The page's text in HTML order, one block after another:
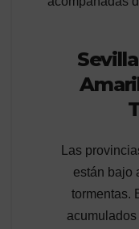
Las
están bajo
tormentas.